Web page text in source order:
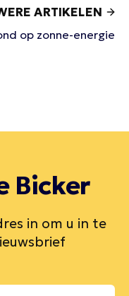
ARTIKELEN
op zonne-energie
Bicker
in om u in te